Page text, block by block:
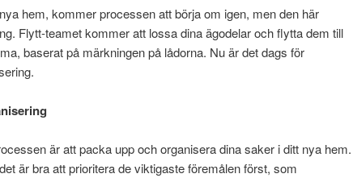
hem, kommer processen att börja om igen, men den här
Flytt-teamet kommer att lossa dina ägodelar och flytta dem till
baserat på märkningen på lådorna. Nu är det dags för
är att packa upp och organisera dina saker i ditt nya hem.
är bra att prioritera de viktigaste föremålen först, som